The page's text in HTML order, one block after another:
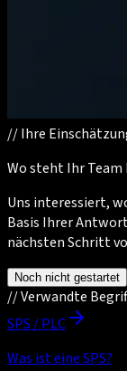
//Ihre
Wo steht Ihr Team
Uns interessiert,
Basis Ihrer
nächsten Schritt
Noch nicht gestartet
//Verwandte
SPS / PLC
Was ist eine SPS?